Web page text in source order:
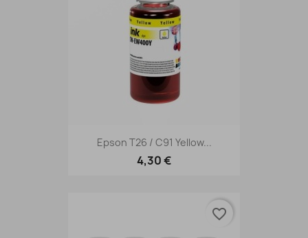
Epson T26 / C91 Yellow...
4,30 €
favorite_border